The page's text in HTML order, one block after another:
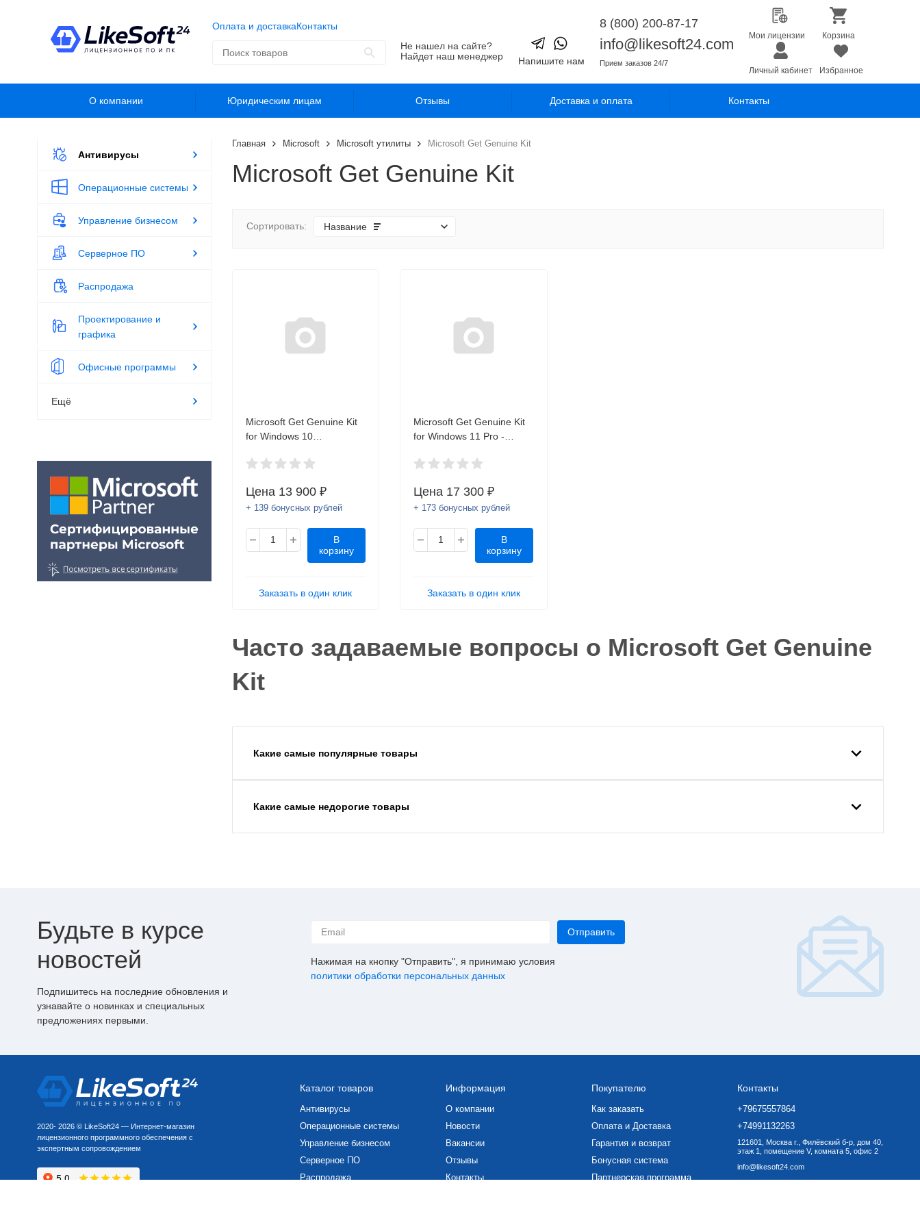
Оплата и доставкаКонтакты
Не нашел на сайте?
Найдет наш менеджер
Напишите нам
8 (800) 200-87-17
info@likesoft24.com
Прием заказов 24/7
Мои лицензии Корзина
Личный кабинет Избранное
О компании Юридическим лицам Отзывы Доставка и оплата Контакты
Главная Microsoft Microsoft утилиты Microsoft Get Genuine Kit
Microsoft Get Genuine Kit
Сортировать: Название
Microsoft Get Genuine Kit
for Windows 10
OEM (DVD)
Цена 13 900 ₽
+ 139 бонусных рублей
В
корзину
Заказать в один клик
Microsoft Get Genuine Kit
for Windows 11 Pro -
00317 OEM (стикер)
Цена 17 300 ₽
+ 173 бонусных рублей
В
корзину
Заказать в один клик
Часто задаваемые вопросы о Microsoft Get Genuine
Kit
Какие самые популярные товары
Какие самые недорогие товары
Антивирусы
Операционные системы
Управление бизнесом
Серверное ПО
Распродажа
Проектирование и
графика
Офисные программы
Ещё
Будьте в курсе
новостей
Подпишитесь на последние обновления и
узнавайте о новинках и специальных
предложениях первыми.
Нажимая на кнопку "Отправить", я принимаю условия
политики обработки персональных данных
2020- 2026 © LikeSoft24 — Интернет-магазин
лицензионного программного обеспечения с
экспертным сопровождением
Каталог товаров
Антивирусы
Операционные системы
Управление бизнесом
Серверное ПО
Распродажа
Информация
О компании
Новости
Вакансии
Отзывы
Контакты
Покупателю
Как заказать
Оплата и Доставка
Гарантия и возврат
Бонусная система
Партнерская программа
Контакты
+79675557864
+74991132263
121601, Москва г., Филёвский б-р, дом 40,
этаж 1, помещение V, комната 5, офис 2
info@likesoft24.com